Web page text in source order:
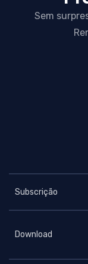
Sem
Subscrição
Download